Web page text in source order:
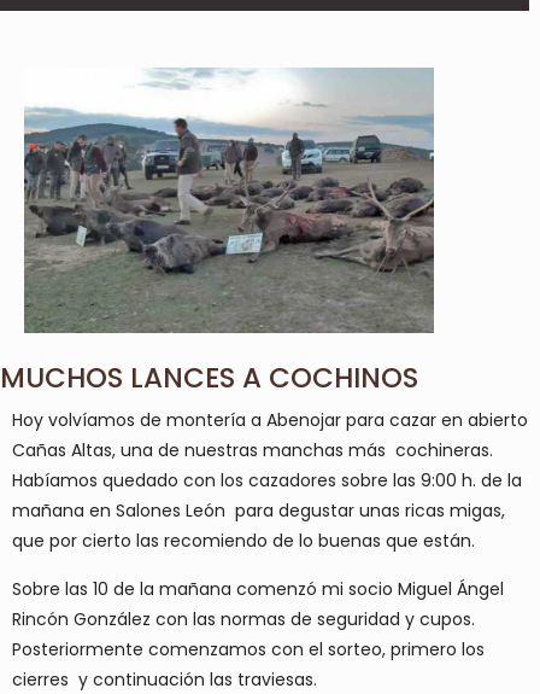
MUCHOS LANCES A COCHINOS
Hoy volvíamos de montería a Abenojar para cazar en abierto
Cañas Altas, una de nuestras manchas más cochineras.
Habíamos quedado con los cazadores sobre las 9:00 h. de la
mañana en Salones León para degustar unas ricas migas,
que por cierto las recomiendo de lo buenas que están.
Sobre las 10 de la mañana comenzó mi socio Miguel Ángel
Rincón González con las normas de seguridad y cupos.
Posteriormente comenzamos con el sorteo, primero los
cierres y continuación las traviesas.